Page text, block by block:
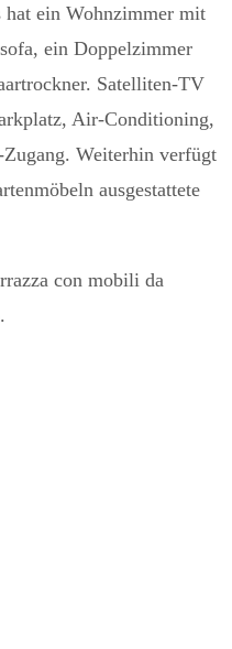
hat ein Wohnzimmer mit
ein Doppelzimmer
Satelliten-TV
Air-Conditioning,
Weiterhin verfügt
ausgestattete
con mobili da